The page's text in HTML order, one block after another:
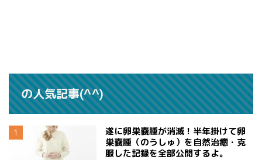
の人気記事(^^)
遂に卵巣嚢腫が消滅！半年掛けて卵
巣嚢腫（のうしゅ）を自然治癒・克
服した記録を全部公開するよ。